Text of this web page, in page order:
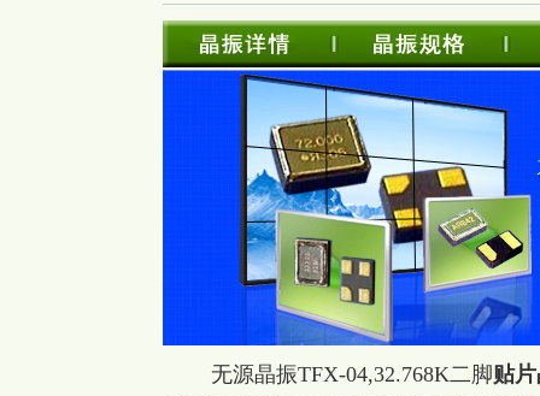
无源晶振TFX-04,32.768K二脚贴